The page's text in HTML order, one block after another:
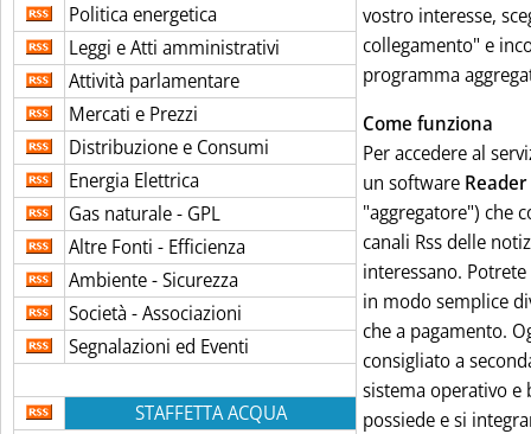
Politica energetica
Leggi e Atti amministrativi
Attività parlamentare
Mercati e Prezzi
Distribuzione e Consumi
Energia Elettrica
Gas naturale - GPL
Altre Fonti - Efficienza
Ambiente - Sicurezza
Società - Associazioni
Segnalazioni ed Eventi
STAFFETTA ACQUA
vostro interesse,
collegamento" e
programma
Come funziona
Per accedere al
un software Reader
"aggregatore") che
canali Rss delle
interessano.
in modo semplice
che a pagamento.
consigliato a
sistema operativo e
possiede e si